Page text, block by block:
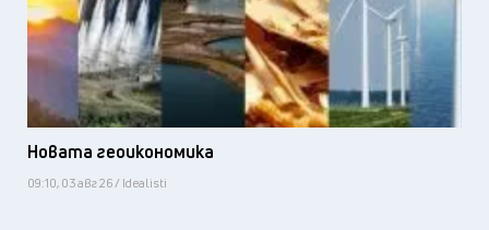
Новата геоикономика
09:10, 03 авг 26 / Idealisti